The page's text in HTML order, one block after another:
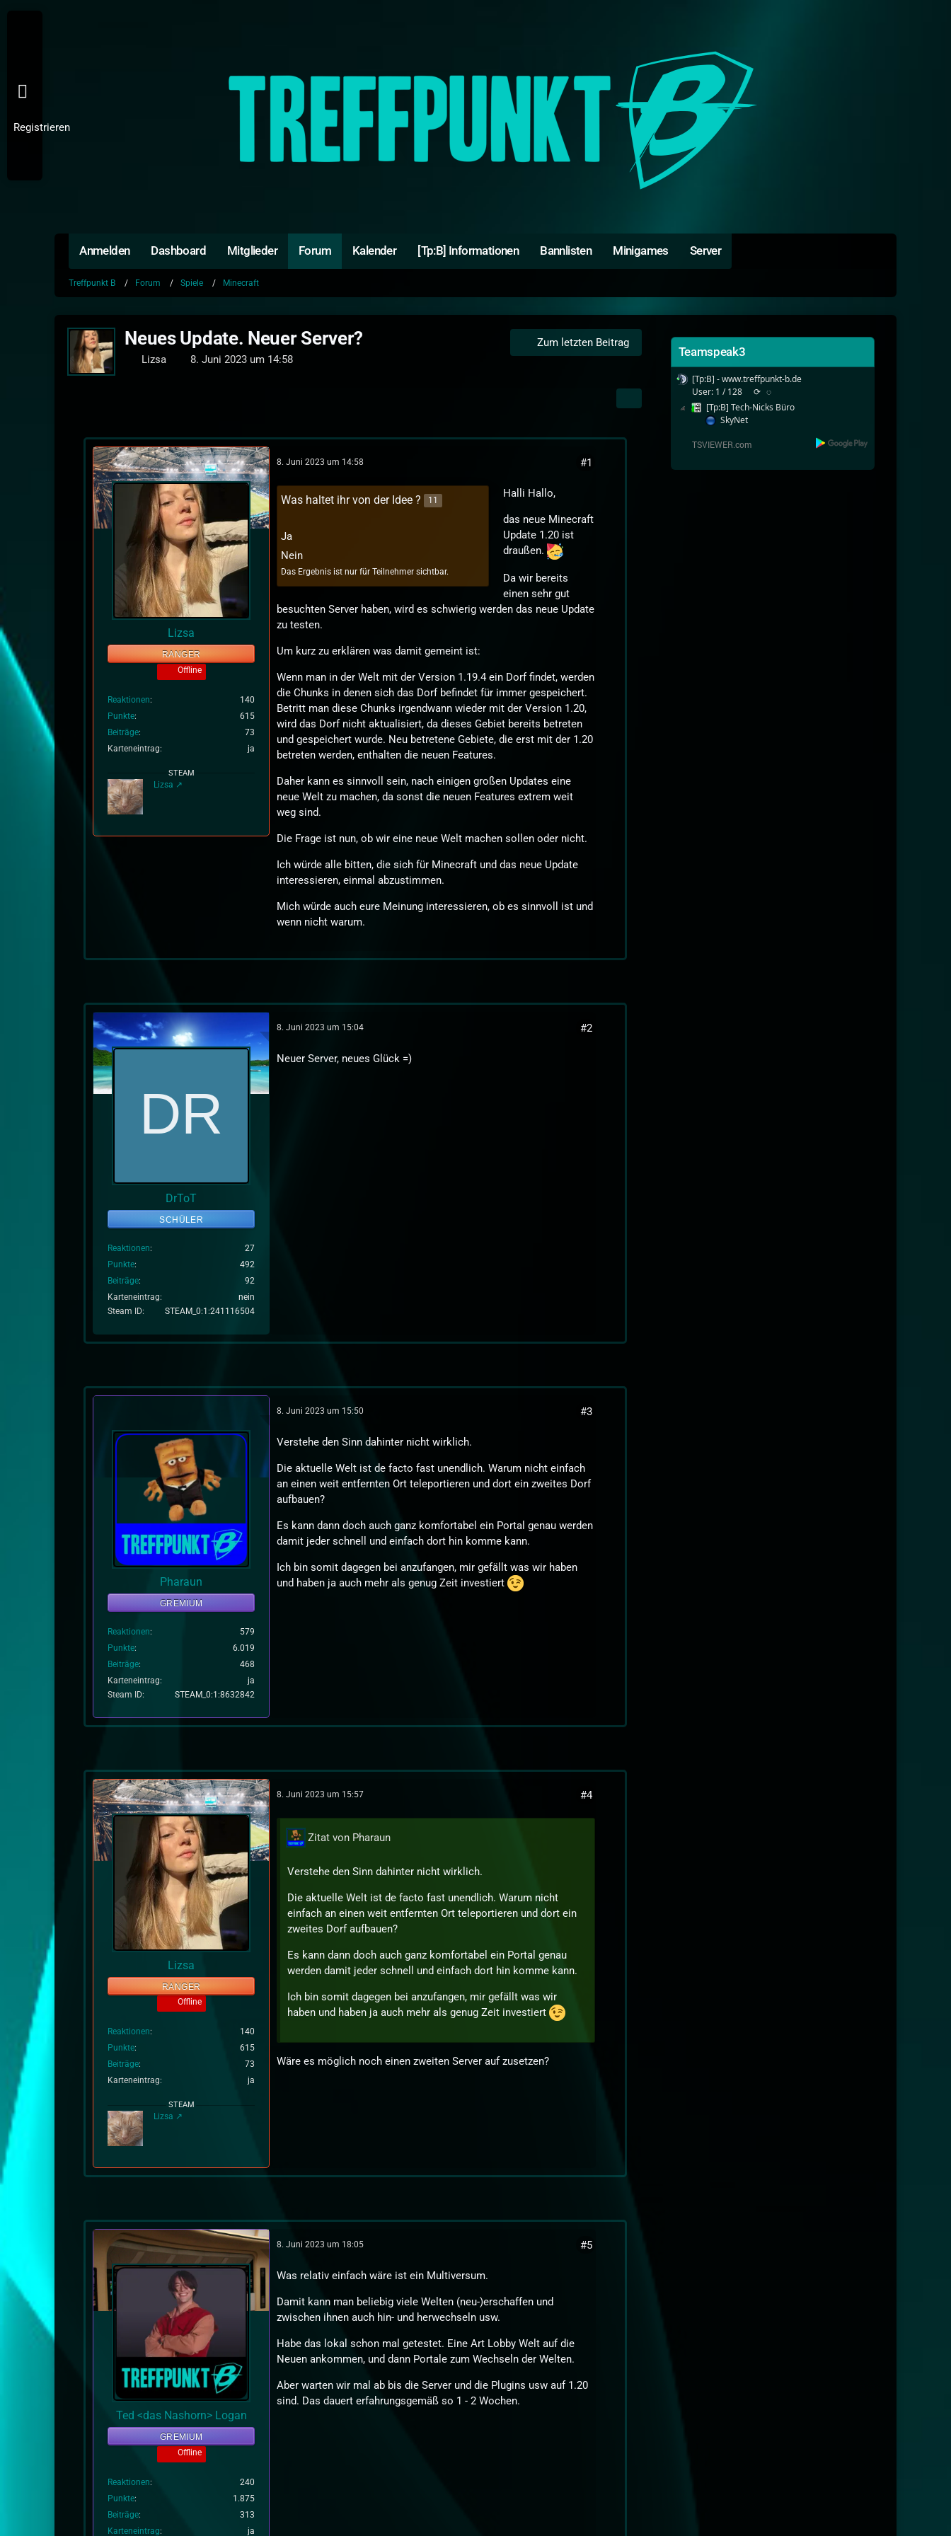
Anmelden Dashboard Mitglieder Forum Kalender [Tp:B] Informationen Bannlisten Minigames Server
Registrieren
Treffpunkt B Forum Spiele Minecraft
Neues Update. Neuer Server?
Lizsa 8. Juni 2023 um 14:58
Zum letzten Beitrag
Lizsa
RANGER
Offline
Reaktionen
140
Punkte
615
Beiträge
73
Karteneintrag
ja
STEAM
Lizsa
8. Juni 2023 um 14:58 #1
Was haltet ihr von der Idee ? 11
Ja
Nein
Das Ergebnis ist nur für Teilnehmer sichtbar.
Halli Hallo,
das neue Minecraft
Update 1.20 ist
draußen.
Da wir bereits
einen sehr gut
besuchten Server haben, wird es schwierig werden das neue Update
zu testen.
Um kurz zu erklären was damit gemeint ist:
Wenn man in der Welt mit der Version 1.19.4 ein Dorf findet, werden
die Chunks in denen sich das Dorf befindet für immer gespeichert.
Betritt man diese Chunks irgendwann wieder mit der Version 1.20,
wird das Dorf nicht aktualisiert, da dieses Gebiet bereits betreten
und gespeichert wurde. Neu betretene Gebiete, die erst mit der 1.20
betreten werden, enthalten die neuen Features.
Daher kann es sinnvoll sein, nach einigen großen Updates eine
neue Welt zu machen, da sonst die neuen Features extrem weit
weg sind.
Die Frage ist nun, ob wir eine neue Welt machen sollen oder nicht.
Ich würde alle bitten, die sich für Minecraft und das neue Update
interessieren, einmal abzustimmen.
Mich würde auch eure Meinung interessieren, ob es sinnvoll ist und
wenn nicht warum.
DrToT
SCHÜLER
Reaktionen
27
Punkte
492
Beiträge
92
Karteneintrag
nein
Steam ID
STEAM_0:1:241116504
8. Juni 2023 um 15:04 #2
Neuer Server, neues Glück =)
Pharaun
GREMIUM
Reaktionen
579
Punkte
6.019
Beiträge
468
Karteneintrag
ja
Steam ID
STEAM_0:1:8632842
8. Juni 2023 um 15:50 #3
Verstehe den Sinn dahinter nicht wirklich.
Die aktuelle Welt ist de facto fast unendlich. Warum nicht einfach
an einen weit entfernten Ort teleportieren und dort ein zweites Dorf
aufbauen?
Es kann dann doch auch ganz komfortabel ein Portal genau werden
damit jeder schnell und einfach dort hin komme kann.
Ich bin somit dagegen bei anzufangen, mir gefällt was wir haben
und haben ja auch mehr als genug Zeit investiert
Lizsa
RANGER
Offline
Reaktionen
140
Punkte
615
Beiträge
73
Karteneintrag
ja
STEAM
Lizsa
8. Juni 2023 um 15:57 #4
Zitat von Pharaun
Verstehe den Sinn dahinter nicht wirklich.
Die aktuelle Welt ist de facto fast unendlich. Warum nicht
einfach an einen weit entfernten Ort teleportieren und dort ein
zweites Dorf aufbauen?
Es kann dann doch auch ganz komfortabel ein Portal genau
werden damit jeder schnell und einfach dort hin komme kann.
Ich bin somit dagegen bei anzufangen, mir gefällt was wir
haben und haben ja auch mehr als genug Zeit investiert
Wäre es möglich noch einen zweiten Server auf zusetzen?
Ted <das Nashorn> Logan
GREMIUM
Offline
Reaktionen
240
Punkte
1.875
Beiträge
313
Karteneintrag
ja
8. Juni 2023 um 18:05 #5
Was relativ einfach wäre ist ein Multiversum.
Damit kann man beliebig viele Welten (neu-)erschaffen und
zwischen ihnen auch hin- und herwechseln usw.
Habe das lokal schon mal getestet. Eine Art Lobby Welt auf die
Neuen ankommen, und dann Portale zum Wechseln der Welten.
Aber warten wir mal ab bis die Server und die Plugins usw auf 1.20
sind. Das dauert erfahrungsgemäß so 1 - 2 Wochen.
Teamspeak3
[Tp:B] - www.treffpunkt-b.de
User: 1 / 128
⟳ ◌
[Tp:B] Tech-Nicks Büro
SkyNet